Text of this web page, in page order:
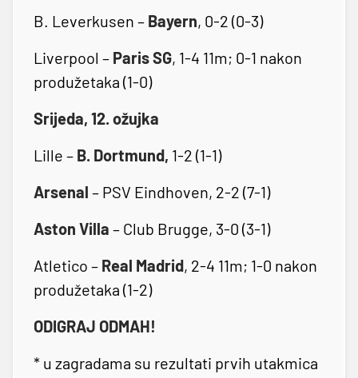
B. Leverkusen – Bayern, 0-2 (0-3)
Liverpool – Paris SG, 1-4 11m; 0-1 nakon
produžetaka (1-0)
Srijeda, 12. ožujka
Lille – B. Dortmund, 1-2 (1-1)
Arsenal – PSV Eindhoven, 2-2 (7-1)
Aston Villa – Club Brugge, 3-0 (3-1)
Atletico – Real Madrid, 2-4 11m; 1-0 nakon
produžetaka (1-2)
ODIGRAJ ODMAH!
* u zagradama su rezultati prvih utakmica